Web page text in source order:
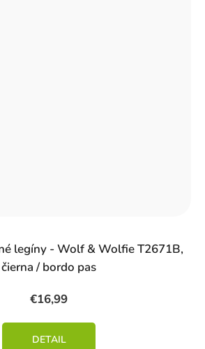
legíny - Wolf & Wolfie T2671B,
čierna / bordo pas
€16,99
DETAIL